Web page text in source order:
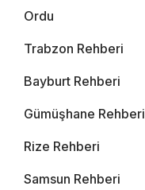
Ordu
Trabzon Rehberi
Bayburt Rehberi
Gümüşhane Rehberi
Rize Rehberi
Samsun Rehberi